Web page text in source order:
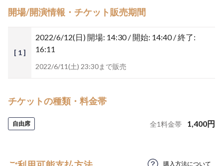
開場/開演情報・チケット販売期間
[ 1 ]
2022/6/12(日) 開場: 14:30 / 開始: 14:40 / 終了:
16:11
2022/6/11(土) 23:30まで販売
チケットの種類・料金帯
自由席 全1料金帯 1,400円
購入方法について